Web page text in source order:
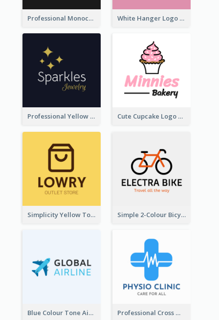
Professional Monochrome Logo For Security Services White Hanger Logo For Clothes Store
Professional Yellow And White Sparkles Jewelry Logo Cute Cupcake Logo For Bakery
Simplicity Yellow Tone Logo For Outlet Store Simple 2-Colour Bicycle Logo
Blue Colour Tone Airplane Logo Professional Cross With ECG Logo For Clinic